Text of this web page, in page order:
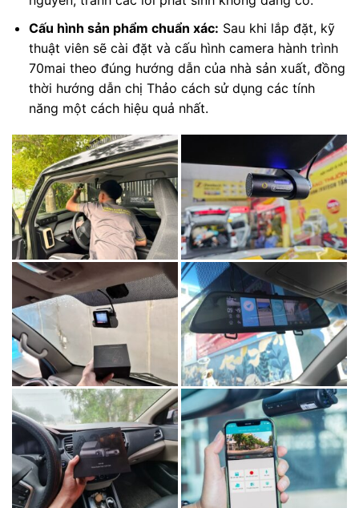
Cấu hình sản phẩm chuẩn xác: Sau khi lắp đặt, kỹ
thuật viên sẽ cài đặt và cấu hình camera hành trình
70mai theo đúng hướng dẫn của nhà sản xuất, đồng
thời hướng dẫn chị Thảo cách sử dụng các tính
năng một cách hiệu quả nhất.